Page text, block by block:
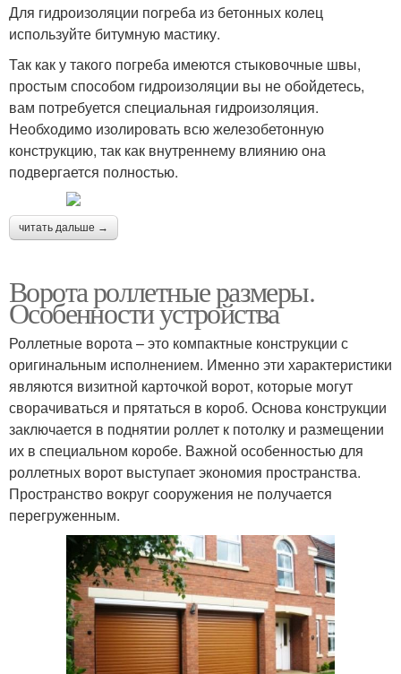
Для гидроизоляции погреба из бетонных колец
используйте битумную мастику.
Так как у такого погреба имеются стыковочные швы,
простым способом гидроизоляции вы не обойдетесь,
вам потребуется специальная гидроизоляция.
Необходимо изолировать всю железобетонную
конструкцию, так как внутреннему влиянию она
подвергается полностью.
читать дальше →
Ворота роллетные размеры.
Особенности устройства
Роллетные ворота – это компактные конструкции с
оригинальным исполнением. Именно эти характеристики
являются визитной карточкой ворот, которые могут
сворачиваться и прятаться в короб. Основа конструкции
заключается в поднятии роллет к потолку и размещении
их в специальном коробе. Важной особенностью для
роллетных ворот выступает экономия пространства.
Пространство вокруг сооружения не получается
перегруженным.